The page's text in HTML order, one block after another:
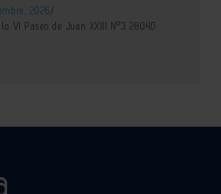
2026/
VI Paseo de Juan XXIII Nº3 28040